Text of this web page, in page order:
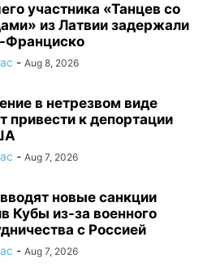
участника «Танцев со
из Латвии задержали
Франциско
- Aug 8, 2026
в нетрезвом виде
привести к депортации
- Aug 7, 2026
новые санкции
Кубы из-за военного
с Россией
- Aug 7, 2026